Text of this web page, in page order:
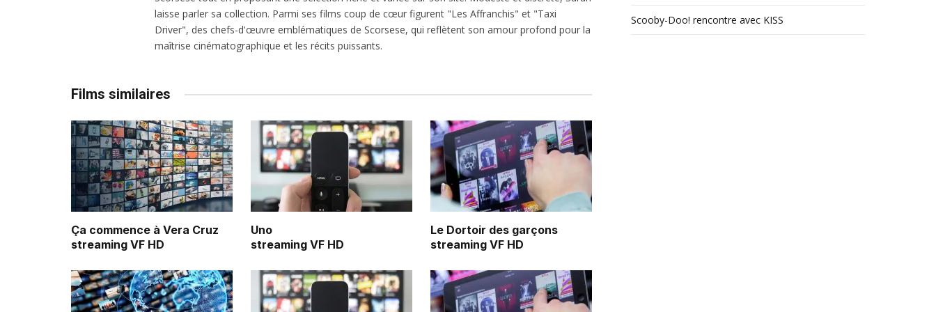
laisse parler sa collection. Parmi ses films coup de cœur figurent "Les Affranchis" et "Taxi
Driver", des chefs-d'œuvre emblématiques de Scorsese, qui reflètent son amour profond pour la
maîtrise cinématographique et les récits puissants.
Films similaires
Ça commence à Vera Cruz
streaming VF HD
Uno
streaming VF HD
Le Dortoir des garçons
streaming VF HD
Scooby-Doo! rencontre avec KISS